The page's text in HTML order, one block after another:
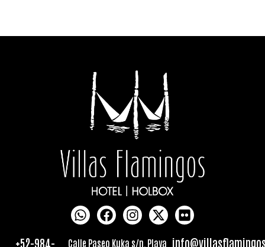
+52-984- Calle Paseo Kuka s/n, Playa